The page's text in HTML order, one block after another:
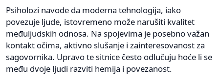
Psiholozi navode da moderna tehnologija, iako
povezuje ljude, istovremeno može narušiti kvalitet
međuljudskih odnosa. Na spojevima je posebno važan
kontakt očima, aktivno slušanje i zainteresovanost za
sagovornika. Upravo te sitnice često odlučuju hoće li se
među dvoje ljudi razviti hemija i povezanost.